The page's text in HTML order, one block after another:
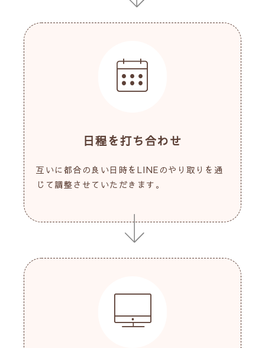
日程を打ち合わせ
互いに都合の良い日時をLINEのやり取りを通
じて調整させていただきます。